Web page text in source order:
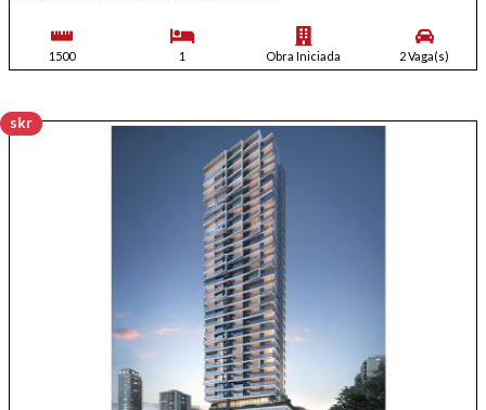
1500 1 Obra Iniciada 2 Vaga(s)
skr